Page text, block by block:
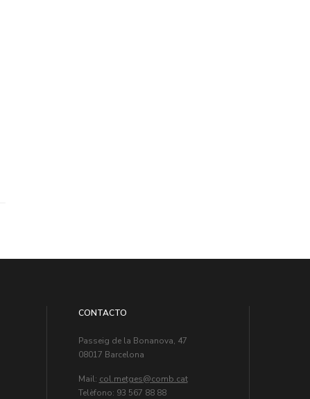
CONTACTO
Passeig de la Bonanova, 47
08017 Barcelona
Mail: col.metges
Telèfono: 93 567 88 88